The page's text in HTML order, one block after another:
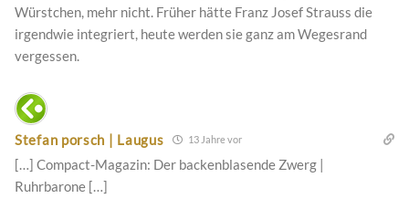
Würstchen, mehr nicht. Früher hätte Franz Josef Strauss die
irgendwie integriert, heute werden sie ganz am Wegesrand
vergessen.
Stefan porsch | Laugus 13 Jahre vor
[…] Compact-Magazin: Der backenblasende Zwerg |
Ruhrbarone […]